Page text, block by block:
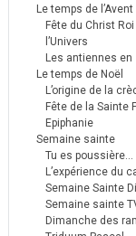
Le temps de l’Avent
Fête du Christ
l’Univers
Les antiennes en
Le temps de Noël
L’origine de la
Fête de la Sainte
Epiphanie
Semaine sainte
Tu es poussière…
L’expérience du
Semaine Sainte
Semaine sainte
Dimanche des